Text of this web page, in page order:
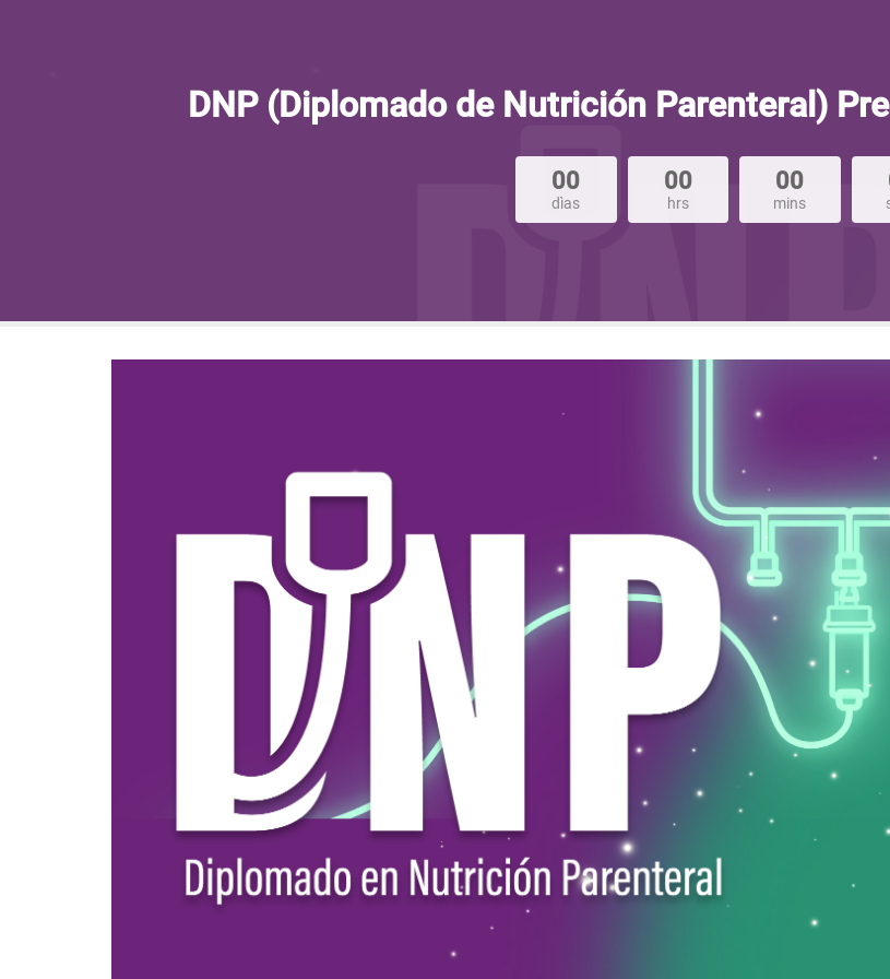
DNP (Diplomado de Nutrición Parenteral)
00
dìas
00
hrs
00
mins